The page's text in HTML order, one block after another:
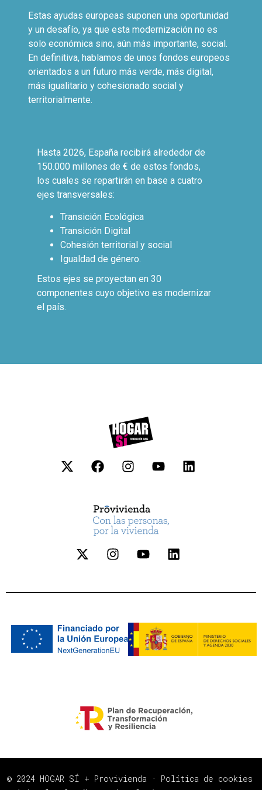
Estas ayudas europeas suponen una oportunidad
y un desafío, ya que esta modernización no es
solo económica sino, aún más importante, social.
En definitiva, hablamos de unos fondos europeos
orientados a un futuro más verde, más digital,
más igualitario y cohesionado social y
territorialmente.
Hasta 2026, España recibirá alrededor de
150.000 millones de € de estos fondos,
los cuales se repartirán en base a cuatro
ejes transversales:
Transición Ecológica
Transición Digital
Cohesión territorial y social
Igualdad de género.
Estos ejes se proyectan en 30
componentes cuyo objetivo es modernizar
el país.
© 2024 HOGAR SÍ + Provivienda · Política de cookies